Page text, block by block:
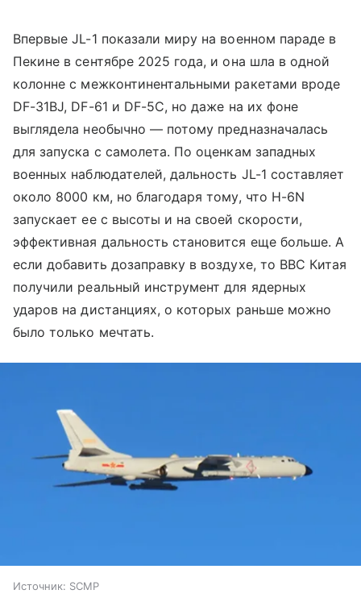
Впервые JL-1 показали миру на военном параде в
Пекине в сентябре 2025 года, и она шла в одной
колонне с межконтинентальными ракетами вроде
DF-31BJ, DF-61 и DF-5C, но даже на их фоне
выглядела необычно — потому предназначалась
для запуска с самолета. По оценкам западных
военных наблюдателей, дальность JL-1 составляет
около 8000 км, но благодаря тому, что H-6N
запускает ее с высоты и на своей скорости,
эффективная дальность становится еще больше. А
если добавить дозаправку в воздухе, то ВВС Китая
получили реальный инструмент для ядерных
ударов на дистанциях, о которых раньше можно
было только мечтать.
Источник: SCMP